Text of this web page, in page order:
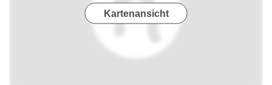
Kartenansicht